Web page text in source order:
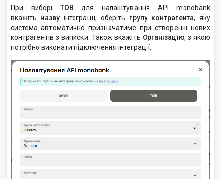
При виборі ТОВ для налаштування API monobank
вкажіть назву інтеграції, оберіть групу контрагента, яку
система автоматично призначатиме при створенні нових
контрагентів з виписки. Також вкажіть Організацію, з якою
потрібно виконати підключення інтеграції.